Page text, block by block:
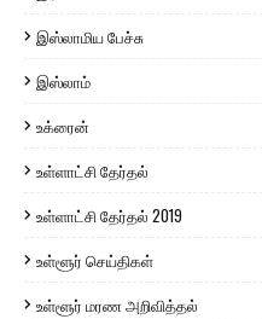
இஸ்லாமிய பேச்சு
இஸ்லாம்
உக்ரைன்
உள்ளாட்சி தேர்தல்
உள்ளாட்சி தேர்தல் 2019
உள்ளூர் செய்திகள்
உள்ளூர் மரண அறிவித்தல்